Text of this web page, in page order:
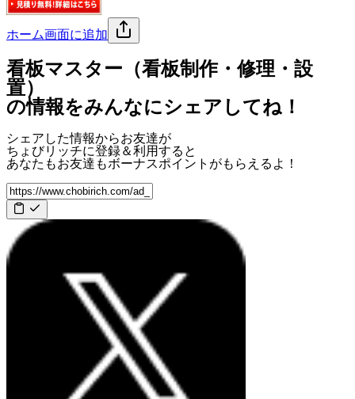
ホーム画面に追加
看板マスター（看板制作・修理・設
置）
の情報をみんなにシェアしてね！
シェアした情報からお友達が
ちょびリッチに登録＆利用すると
あなたもお友達もボーナスポイント がもらえるよ！